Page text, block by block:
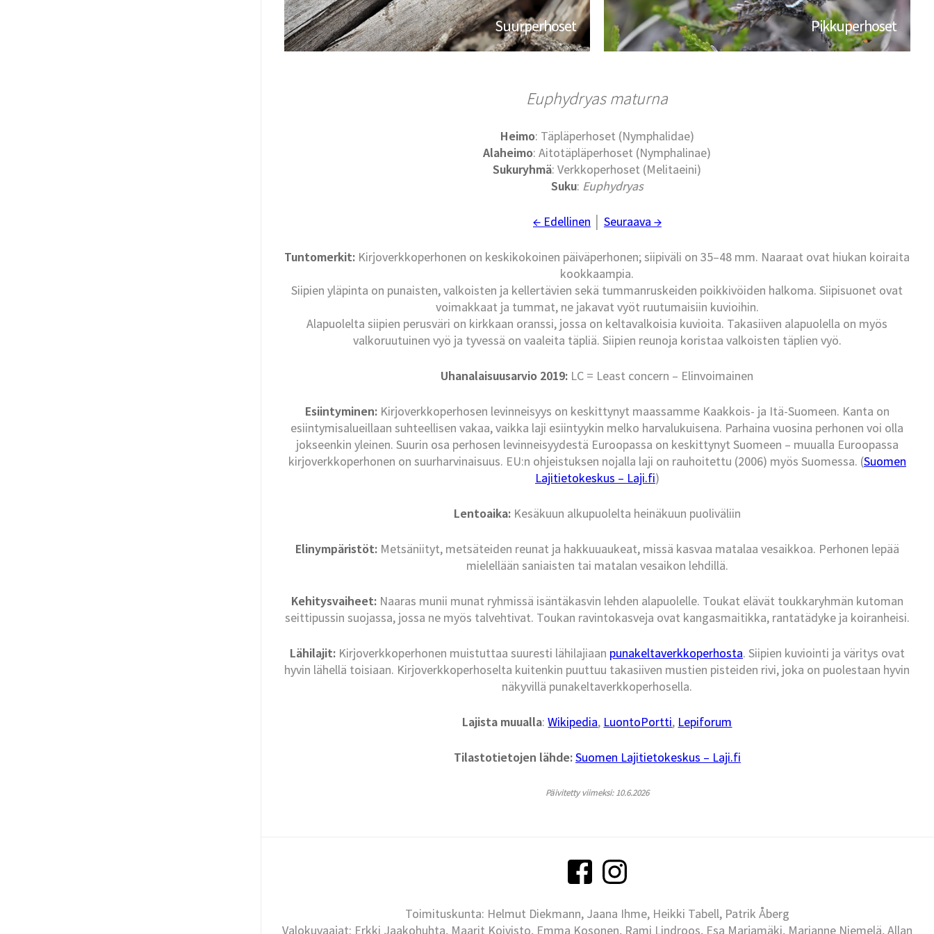
Suurperhoset Pikkuperhoset
Euphydryas maturna
Heimo: Täpläperhoset (Nymphalidae)
Alaheimo: Aitotäpläperhoset (Nymphalinae)
Sukuryhmä: Verkkoperhoset (Melitaeini)
Suku: Euphydryas
← Edellinen Seuraava →
Tuntomerkit: Kirjoverkkoperhonen on keskikokoinen päiväperhonen; siipiväli on 35–48 mm. Naaraat ovat hiukan koiraita
kookkaampia.
Siipien yläpinta on punaisten, valkoisten ja kellertävien sekä tummanruskeiden poikkivöiden halkoma. Siipisuonet ovat
voimakkaat ja tummat, ne jakavat vyöt ruutumaisiin kuvioihin.
Alapuolelta siipien perusväri on kirkkaan oranssi, jossa on keltavalkoisia kuvioita. Takasiiven alapuolella on myös
valkoruutuinen vyö ja tyvessä on vaaleita täpliä. Siipien reunoja koristaa valkoisten täplien vyö.
Uhanalaisuusarvio 2019: LC = Least concern – Elinvoimainen
Esiintyminen:Kirjoverkkoperhosen levinneisyys on keskittynyt maassamme Kaakkois- ja Itä-Suomeen. Kanta on
esiintymisalueillaan suhteellisen vakaa, vaikka laji esiintyykin melko harvalukuisena. Parhaina vuosina perhonen voi olla
jokseenkin yleinen. Suurin osa perhosen levinneisyydestä Euroopassa on keskittynyt Suomeen – muualla Euroopassa
kirjoverkkoperhonen on suurharvinaisuus. EU:n ohjeistuksen nojalla laji on rauhoitettu (2006) myös Suomessa. (Suomen
Lajitietokeskus – Laji.fi)
Lentoaika:Kesäkuun alkupuolelta heinäkuun puoliväliin
Elinympäristöt:Metsäniityt, metsäteiden reunat ja hakkuuaukeat, missä kasvaa matalaa vesaikkoa. Perhonen lepää
mielellään saniaisten tai matalan vesaikon lehdillä.
Kehitysvaiheet:Naaras munii munat ryhmissä isäntäkasvin lehden alapuolelle. Toukat elävät toukkaryhmän kutoman
seittipussin suojassa, jossa ne myös talvehtivat. Toukan ravintokasveja ovat kangasmaitikka, rantatädyke ja koiranheisi.
Lähilajit:Kirjoverkkoperhonen muistuttaa suuresti lähilajiaan punakeltaverkkoperhosta. Siipien kuviointi ja väritys ovat
hyvin lähellä toisiaan. Kirjoverkkoperhoselta kuitenkin puuttuu takasiiven mustien pisteiden rivi, joka on puolestaan hyvin
näkyvillä punakeltaverkkoperhosella.
Lajista muualla:Wikipedia, LuontoPortti, Lepiforum
Tilastotietojen lähde:Suomen Lajitietokeskus – Laji.fi
Päivitetty viimeksi: 10.6.2026
Toimituskunta: Helmut Diekmann, Jaana Ihme, Heikki Tabell, Patrik Åberg
Valokuvaajat: Erkki Jaakohuhta, Maarit Koivisto, Emma Kosonen, Rami Lindroos, Esa Marjamäki, Marianne Niemelä, Allan